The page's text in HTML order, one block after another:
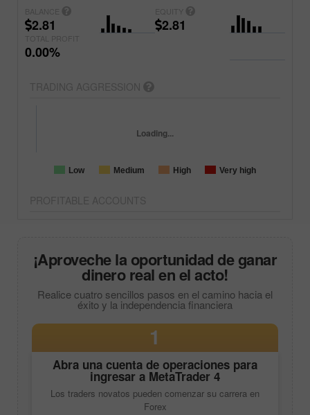
2.81 2.81
0.00%
Low Medium High Very high
Loading...
¡Aproveche la oportunidad de ganar
dinero real en el acto!
Realice cuatro sencillos pasos en el camino hacia el
éxito y la independencia financiera
1
Abra una cuenta de operaciones para
ingresar a MetaTrader 4
Los traders novatos pueden comenzar su carrera en
Forex